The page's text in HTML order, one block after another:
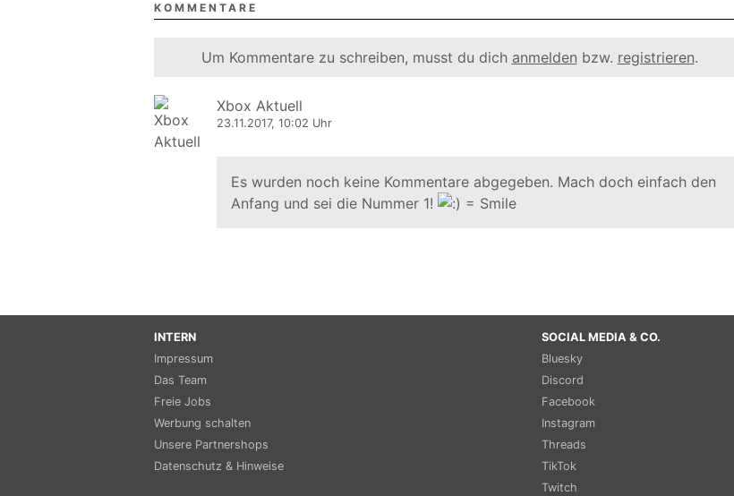
KOMMENTARE
Um Kommentare zu schreiben, musst du dich anmelden bzw. registrieren.
Xbox Aktuell
23.11.2017, 10:02 Uhr
Es wurden noch keine Kommentare abgegeben. Mach doch einfach den
Anfang und sei die Nummer 1!
INTERN
Impressum
Das Team
Freie Jobs
Werbung schalten
Unsere Partnershops
Datenschutz & Hinweise
SOCIAL MEDIA & CO.
Bluesky
Discord
Facebook
Instagram
Threads
TikTok
Twitch